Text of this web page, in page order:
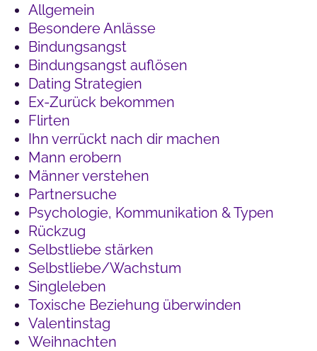
Allgemein
Besondere Anlässe
Bindungsangst
Bindungsangst auflösen
Dating Strategien
Ex-Zurück bekommen
Flirten
Ihn verrückt nach dir machen
Mann erobern
Männer verstehen
Partnersuche
Psychologie, Kommunikation & Typen
Rückzug
Selbstliebe stärken
Selbstliebe/Wachstum
Singleleben
Toxische Beziehung überwinden
Valentinstag
Weihnachten